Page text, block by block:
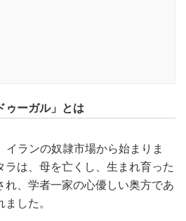
ゥーガル」とは
ランの奴隷市場から始まりま
は、母を亡くし、生まれ育った
れ、学者一家の心優しい奥方であ
した。